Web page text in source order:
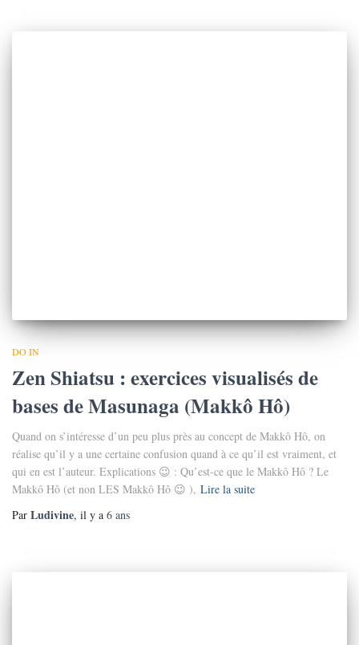
DO IN
Zen Shiatsu : exercices visualisés de
bases de Masunaga (Makkô Hô)
Quand on s’intéresse d’un peu plus près au concept de Makkô Hô, on
réalise qu’il y a une certaine confusion quand à ce qu’il est vraiment, et
qui en est l’auteur. Explications 😉 : Qu’est-ce que le Makkô Hô ? Le
Makkô Hô (et non LES Makkô Hô 😉 ), Lire la suite
Par Ludivine, il y a 6 ans